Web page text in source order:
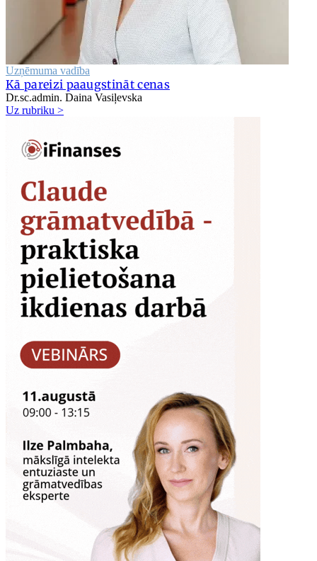
Uzņēmuma vadība
Kā pareizi paaugstināt cenas
Dr.sc.admin. Daina Vasiļevska
Uz rubriku >